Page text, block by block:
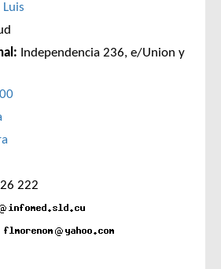
Luis
Independencia 236, e/Union y
222